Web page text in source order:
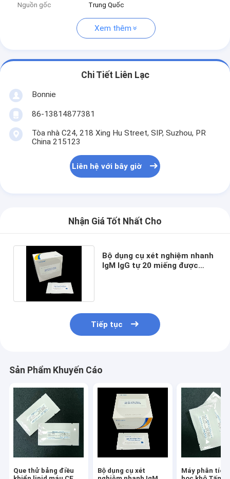
Nguồn gốc
Trung Quốc
Xem thêm
Chi Tiết Liên Lạc
Bonnie
86-13814877381
Tòa nhà C24, 218 Xing Hu Street, SIP, Suzhou, PR
China 215123
Liên hệ với bây giờ
Nhận Giá Tốt Nhất Cho
Bộ dụng cụ xét nghiệm nhanh
IgM IgG tự 20 miếng được
Tiếp tục
Sản Phẩm Khuyến Cáo
Que thử bảng điều
Bộ dụng cụ xét
Máy phân tích